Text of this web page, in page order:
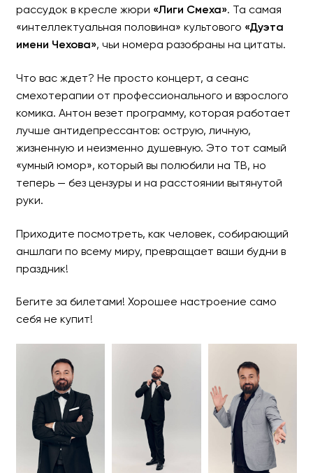
рассудок в кресле жюри «Лиги Смеха». Та самая
«интеллектуальная половина» культового «Дуэта
имени Чехова», чьи номера разобраны на цитаты.
Что вас ждет? Не просто концерт, а сеанс
смехотерапии от профессионального и взрослого
комика. Антон везет программу, которая работает
лучше антидепрессантов: острую, личную,
жизненную и неизменно душевную. Это тот самый
«умный юмор», который вы полюбили на ТВ, но
теперь — без цензуры и на расстоянии вытянутой
руки.
Приходите посмотреть, как человек, собирающий
аншлаги по всему миру, превращает ваши будни в
праздник!
Бегите за билетами! Хорошее настроение само
себя не купит!